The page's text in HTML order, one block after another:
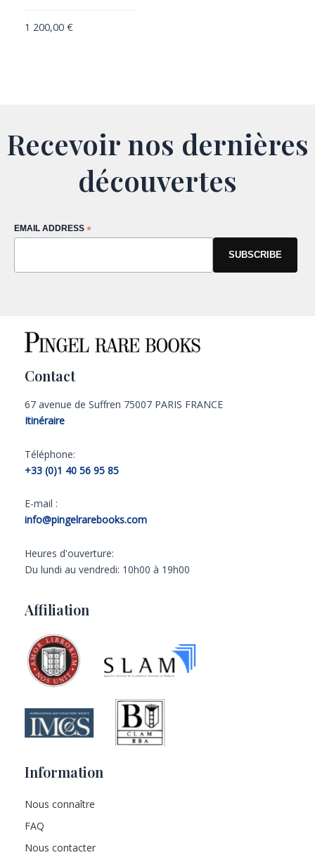
1 200,00 €
Recevoir nos dernières
découvertes
EMAIL ADDRESS *
Contact
67 avenue de Suffren 75007 PARIS FRANCE
Itinéraire
Téléphone:
+33 (0)1 40 56 95 85
E-mail :
info@pingelrarebooks.com
Heures d'ouverture:
Du lundi au vendredi: 10h00 à 19h00
Affiliation
Information
Nous connaître
FAQ
Nous contacter